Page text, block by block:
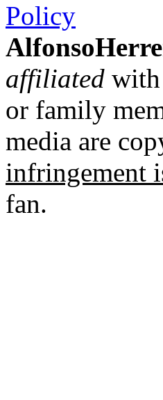
Policy
affiliated with
or family
media are
infringement
fan.